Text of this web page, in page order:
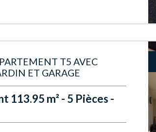
T5 AVEC
ET GARAGE
113.95 m² - 5 Pièces -